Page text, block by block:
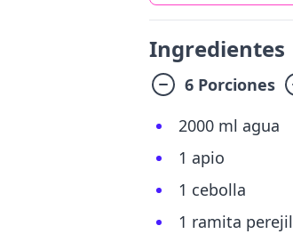
Ingredientes
6 Porciones
2000 ml agua
1 apio
1 cebolla
1 ramita perejil